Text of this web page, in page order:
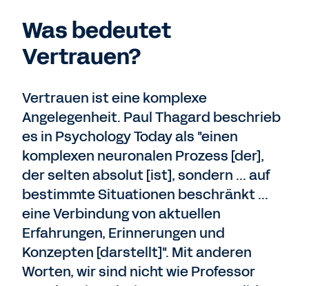
Was bedeutet
Vertrauen?
Vertrauen ist eine komplexe
Angelegenheit. Paul Thagard beschrieb
es in Psychology Today als "einen
komplexen neuronalen Prozess [der],
der selten absolut [ist], sondern ... auf
bestimmte Situationen beschränkt ...
eine Verbindung von aktuellen
Erfahrungen, Erinnerungen und
Konzepten [darstellt]". Mit anderen
Worten, wir sind nicht wie Professor